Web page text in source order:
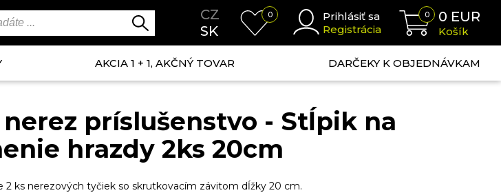
CZ
SK
0
Prihlásiť sa
Registrácia
0 0 EUR
Košík
AKCIA 1 + 1, AKČNÝ TOVAR DARČEKY K OBJEDNÁVKAM
nerez príslušenstvo - Stĺpik na
hrazdy 2ks 20cm
2 ks nerezových tyčiek so skrutkovacím závitom dĺžky 20 cm.